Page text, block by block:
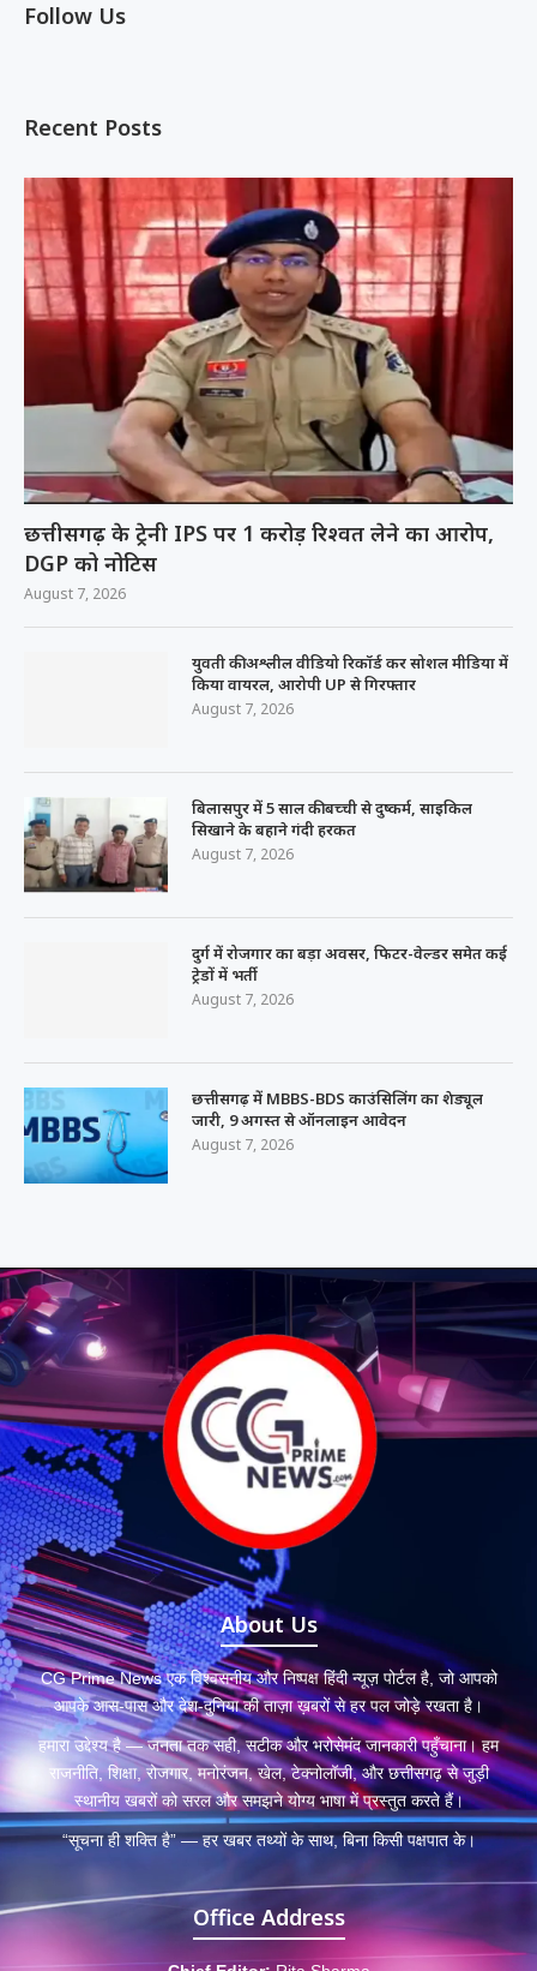
Follow Us
Recent Posts
छत्तीसगढ़ के ट्रेनी IPS पर 1 करोड़ रिश्वत लेने का आरोप,
DGP को नोटिस
August 7, 2026
युवती की अश्लील वीडियो रिकॉर्ड कर सोशल मीडिया में
किया वायरल, आरोपी UP से गिरफ्तार
August 7, 2026
बिलासपुर में 5 साल की बच्ची से दुष्कर्म, साइकिल
सिखाने के बहाने गंदी हरकत
August 7, 2026
दुर्ग में रोजगार का बड़ा अवसर, फिटर-वेल्डर समेत कई
ट्रेडों में भर्ती
August 7, 2026
छत्तीसगढ़ में MBBS-BDS काउंसिलिंग का शेड्यूल
जारी, 9 अगस्त से ऑनलाइन आवेदन
August 7, 2026
About Us
CG Prime News एक विश्वसनीय और निष्पक्ष हिंदी न्यूज़ पोर्टल है, जो आपको
आपके आस-पास और देश-दुनिया की ताज़ा ख़बरों से हर पल जोड़े रखता है।
हमारा उद्देश्य है — जनता तक सही, सटीक और भरोसेमंद जानकारी पहुँचाना। हम
राजनीति, शिक्षा, रोजगार, मनोरंजन, खेल, टेक्नोलॉजी, और छत्तीसगढ़ से जुड़ी
स्थानीय खबरों को सरल और समझने योग्य भाषा में प्रस्तुत करते हैं।
“सूचना ही शक्ति है” — हर खबर तथ्यों के साथ, बिना किसी पक्षपात के।
Office Address